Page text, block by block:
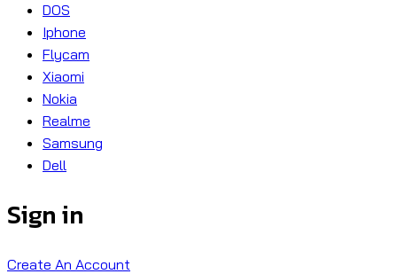
DOS
Iphone
Flycam
Xiaomi
Nokia
Realme
Samsung
Dell
Sign in
Create An Account